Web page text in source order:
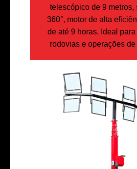
telescópico de 9 metros,
360°, motor de alta
de até 9 horas. Ideal
rodovias e operações